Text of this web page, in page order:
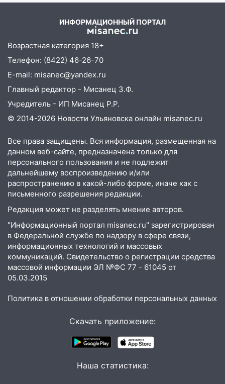
Вешкайме посиделки с судимым
знакомым закончились для женщины
16:06 18-летняя девушка без прав
перевернулась на мопеде и попала в
больницу
15:59 Ульяновец отдал более 14
миллионов рублей за криминальное
покровительство
15:32 На «кольце» кроссовер сбил 18-
летнего мопедиста
15:00 В Ульяновске после тройного ДТП
госпитализировали 25-летнего байкера
14:32 На Ульяновскую область
надвигается жара
14:08 Пешеход переходил по «зебре»:
подробности серьезной аварии на
Фруктовой
13:30
В Димитровграде на улице
Трудовой горело здание
13:00
Водитель без прав врезался в
Переезжал «зебру» на
велосипеде и попал под колеса
Железнодорожном районе горела дача
ИНФОРМАЦИОННЫЙ ПОРТАЛ
Возрастная категория 18+
Телефон: (8422) 46-26-70
E-mail: misanec@yandex.ru
Главный редактор - Мисанец З.Ф.
Учредитель - ИП Мисанец Р.Р.
© 2014-2026 Новости Ульяновска онлайн misanec.ru
Все права защищены. Вся информация, размещенная на
данном веб-сайте, предназначена только для
персонального пользования и не подлежит
дальнейшему воспроизведению и/или
распространению в какой-либо форме, иначе как с
письменного разрешения редакции.
Редакция может не разделять мнение авторов.
"Информационный портал misanec.ru" зарегистрирован
в Федеральной службе по надзору в сфере связи,
информационных технологий и массовых
коммуникаций. Свидетельство о регистрации средства
массовой информации ЭЛ №ФС 77 - 61045 от
05.03.2015
Политика в отношении обработки персональных данных
Скачать приложение:
Наша статистика: